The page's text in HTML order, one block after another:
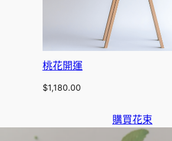
桃花開運
$1,180.00
購買花束